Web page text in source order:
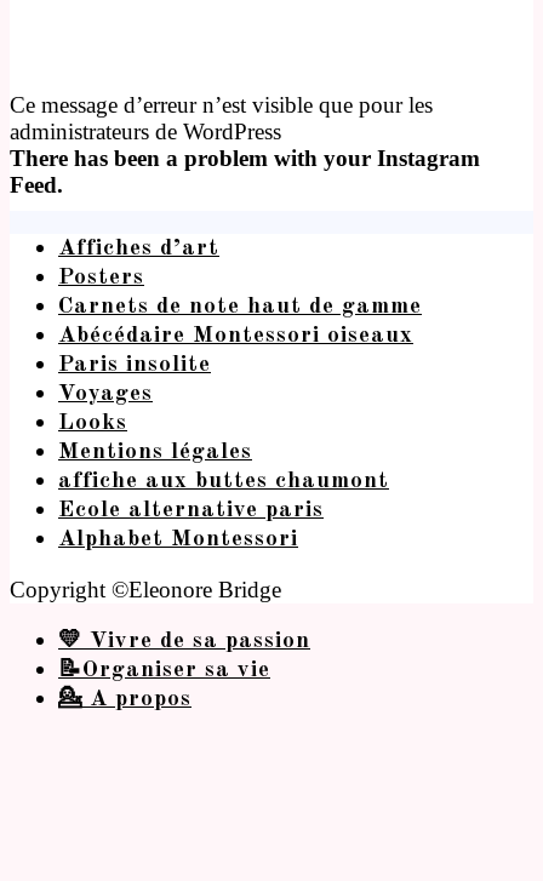
Ce message d’erreur n’est visible que pour les
administrateurs de WordPress
There has been a problem with your Instagram
Feed.
Affiches d’art
Posters
Carnets de note haut de gamme
Abécédaire Montessori oiseaux
Paris insolite
Voyages
Looks
Mentions légales
affiche aux buttes chaumont
Ecole alternative paris
Alphabet Montessori
Copyright ©Eleonore Bridge
💛 Vivre de sa passion
📝Organiser sa vie
💁 A propos